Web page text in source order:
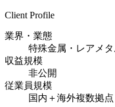
Client Profile
業界・業態
特殊金属・レアメ
収益規模
非公開
従業員規模
国内＋海外複数拠点